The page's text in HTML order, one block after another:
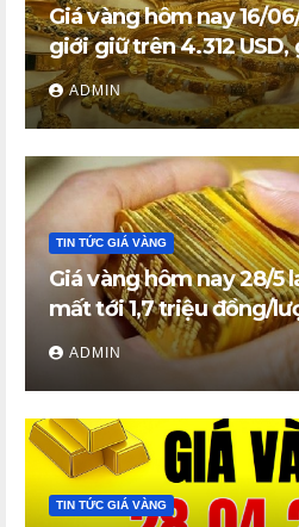
Giá vàng hôm nay 16/
giới giữ trên 4.312 USD,
vàng nhẫn trong nước
ADMIN
TIN TỨC GIÁ VÀNG
Giá vàng hôm nay 28/5
mất tới 1,7 triệu đồng/
ADMIN
TIN TỨC GIÁ VÀNG